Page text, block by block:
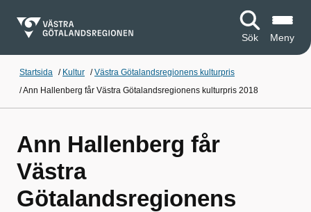
Sök Meny
Startsida / Kultur /Västra Götalandsregionens kulturpris
/Ann Hallenberg får Västra Götalandsregionens kulturpris 2018
Ann Hallenberg får
Västra
Götalandsregionens